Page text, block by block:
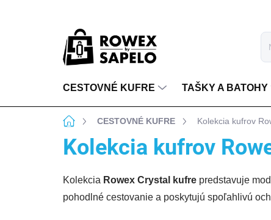
CESTOVNÉ KUFRE TAŠKY A BATOHY
DomovCESTOVNÉ KUFRE Kolekcia kufrov
Kolekcia kufrov
Kolekcia Rowex Crystal kufre predstavuje
pohodlné cestovanie a poskytujú spoľahlivú